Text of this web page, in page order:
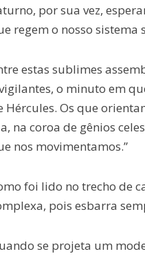
por sua vez,
regem o nosso sistema
estas sublimes
o minuto em
Hércules. Os que
na coroa de gênios
nos movimentamos.”
foi lido no trecho de
pois esbarra
se projeta um